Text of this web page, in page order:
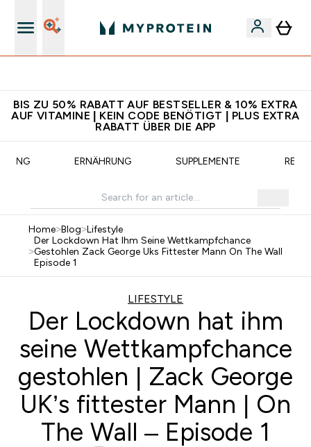
BIS ZU 50% RABATT AUF BESTSELLER & 10% EXTRA
AUF VITAMINE | KEIN CODE BENÖTIGT | PLUS EXTRA
RABATT ÜBER DIE APP
ERNÄHRUNG SUPPLEMENTE
Home>Blog>Lifestyle
>
Der Lockdown Hat Ihm Seine Wettkampfchance
Gestohlen Zack George Uks Fittester Mann On The Wall
Episode 1
LIFESTYLE
Der Lockdown hat ihm
seine Wettkampfchance
gestohlen | Zack George
UK’s fittester Mann | On
The Wall – Episode 1